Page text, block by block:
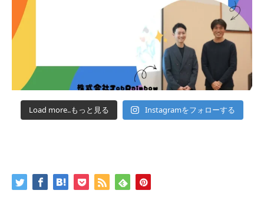
Load more..もっと見る Instagramをフォローする